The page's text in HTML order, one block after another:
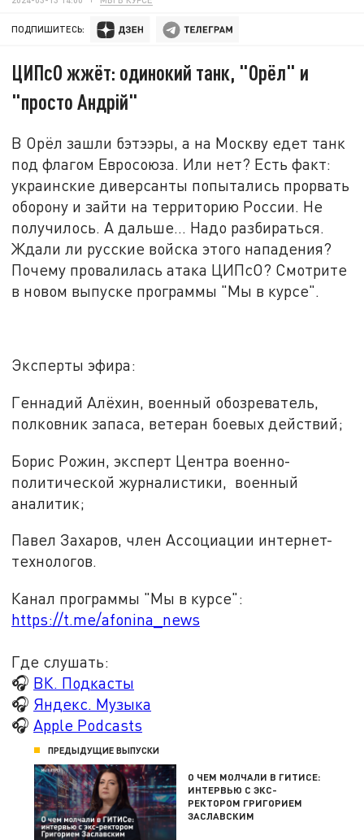
ПОДПИШИТЕСЬ:
ЦИПсО жжёт: одинокий танк, "Орёл" и
"просто Андрiй"
В Орёл зашли бэтээры, а на Москву едет танк
под флагом Евросоюза. Или нет? Есть факт:
украинские диверсанты попытались прорвать
оборону и зайти на территорию России. Не
получилось. А дальше... Надо разбираться.
Ждали ли русские войска этого нападения?
Почему провалилась атака ЦИПсО? Смотрите
в новом выпуске программы "Мы в курсе".
Эксперты эфира:
Геннадий Алёхин, военный обозреватель,
полковник запаса, ветеран боевых действий;
Борис Рожин, эксперт Центра военно-
политической журналистики, военный
аналитик;
Павел Захаров, член Ассоциации интернет-
технологов.
Канал программы "Мы в курсе":
https://t.me/afonina_news
Где слушать:
🎧 ВК. Подкасты
🎧 Яндекс. Музыка
🎧Apple Podcasts
ПРЕДЫДУЩИЕ ВЫПУСКИ
О ЧЕМ МОЛЧАЛИ В ГИТИСЕ:
ИНТЕРВЬЮ С ЭКС-
РЕКТОРОМ ГРИГОРИЕМ
ЗАСЛАВСКИМ